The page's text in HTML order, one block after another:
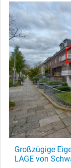
Großzügige
LAGE von